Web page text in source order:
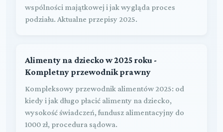
wspólności majątkowej i jak wygląda proces
podziału. Aktualne przepisy 2025.
Alimenty na dziecko w 2025 roku -
Kompletny przewodnik prawny
Kompleksowy przewodnik alimentów 2025: od
kiedy i jak długo płacić alimenty na dziecko,
wysokość świadczeń, fundusz alimentacyjny do
1000 zł, procedura sądowa.